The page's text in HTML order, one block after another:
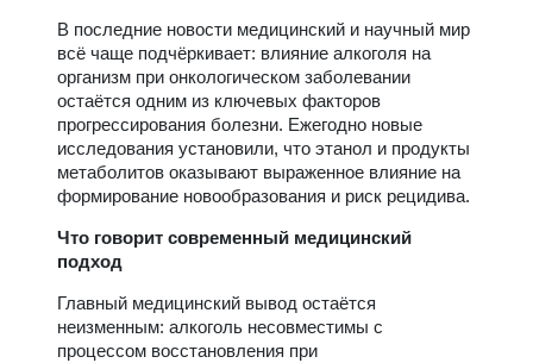
В последние новости медицинский и научный мир
всё чаще подчёркивает: влияние алкоголя на
организм при онкологическом заболевании
остаётся одним из ключевых факторов
прогрессирования болезни. Ежегодно новые
исследования установили, что этанол и продукты
метаболитов оказывают выраженное влияние на
формирование новообразования и риск рецидива.
Что говорит современный медицинский
подход
Главный медицинский вывод остаётся
неизменным: алкоголь несовместимы с
процессом восстановления при